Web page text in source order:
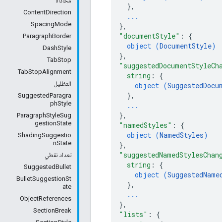
ContentDirection
SpacingMode
ParagraphBorder
DashStyle
TabStop
TabStopAlignment
التظليل
SuggestedParagra
phStyle
ParagraphStyleSug
gestionState
ShadingSuggestio
nState
تعداد نقطي
SuggestedBullet
BulletSuggestionSt
ate
ObjectReferences
SectionBreak
},
...
},
"documentStyle" : {
object (DocumentStyle)
},
string : {
object (
},
...
},
"namedStyles" : {
object (NamedStyles)
},
string : {
object (
},
...
},
"lists" : {